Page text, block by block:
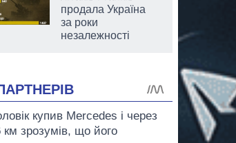
продала Україна
за роки
незалежності